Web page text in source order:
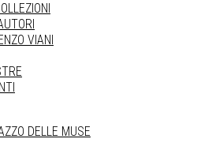
VIANI
DELLE MUSE